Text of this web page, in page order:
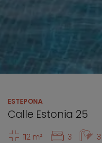
ESTEPONA
Calle Estonia 25
112 m² 3 3